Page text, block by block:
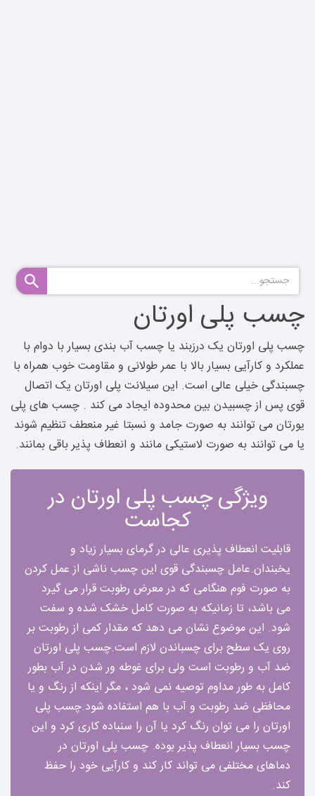
چسب پلی اورتان
چسب پلی اورتان یک درزبند یا چسب آب بندی بسیار با دوام با
عملکرد و کارآیی بسیار بالا با عمر طولانی و مقاومت خوب همراه با
چسبندگی خیلی عالی است. این سیلانت پلی اورتان یک اتصال
قوی پس از چسبیدن بین محدوده ایجاد می کند . چسب های پلی
یورتان می توانند به صورت جامد و نسبتا غیر منعطف تنظیم شوند
یا می توانند به صورت لاستیکی مانند و انعطاف پذیر باقی بمانند.
ویژگی چسب پلی اورتان در
کجاست
قابلیت انعطاف پذیری عالی در گرمای بسیار زیاد و
یخبندان.عامل چسبندگی قوی این چسب ناشی از عمل کردن
به صورت فوم هنگامی که در معرض رطوبت قرار می گیرد
می باشد، تا زمانیکه به صورت کامل خشک شده و سفت
شود. این موضوع نشان می دهد که مقدار کمی از رطوبت بر
روی یک سطح برای چسباندن لازم است.چسب پلی اورتان
ضد آب و رطوبت است ولی برای غوطه ور شدن در آب بطور
کامل به طور مداوم توصیه نمی شود ، مگر اینکه از رنگ و یا
محافظی ضد رطوبت و آب با هم استفاده شود.چسب پلی
اورتان را می توان رنگ کرد یا آن را سنباده کاری کرد و این
چسب بسیار انعطاف پذیر بوده. چسب پلی اورتان در
دماهای مختلفی می تواند کار کند و کارآیی خود را حفظ
کند.